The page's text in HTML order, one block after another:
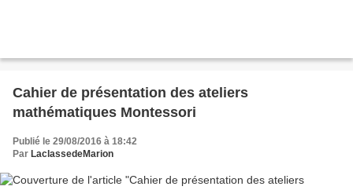
Cahier de présentation des ateliers
mathématiques Montessori
Publié le 29/08/2016 à 18:42
Par LaclassedeMarion